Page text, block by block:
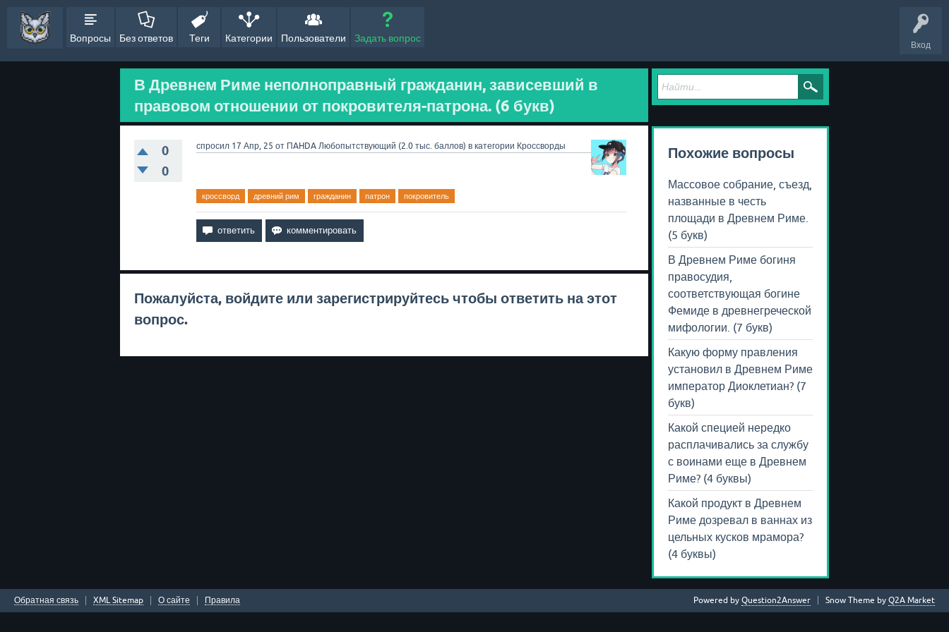
Вход
Вопросы Без ответов Теги Категории Пользователи Задать вопрос
В Древнем Риме неполноправный гражданин, зависевший в
правовом отношении от покровителя-патрона. (6 букв)
0
0
спросил 17 Апр, 25 от ПAHDA Любопытствующий (2.0 тыс. баллов) в категории Кроссворды
кроссворд древний рим гражданин патрон покровитель
Пожалуйста, войдите или зарегистрируйтесь чтобы ответить на этот
вопрос.
Похожие вопросы
Массовое собрание, съезд,
названные в честь
площади в Древнем Риме.
(5 букв)
В Древнем Риме богиня
правосудия,
соответствующая богине
Фемиде в древнегреческой
мифологии. (7 букв)
Какую форму правления
установил в Древнем Риме
император Диоклетиан? (7
букв)
Какой специей нередко
расплачивались за службу
с воинами еще в Древнем
Риме? (4 буквы)
Какой продукт в Древнем
Риме дозревал в ваннах из
цельных кусков мрамора?
(4 буквы)
Обратная связь XML Sitemap О сайте Правила Snow Theme by Q2A Market
Powered by Question2Answer